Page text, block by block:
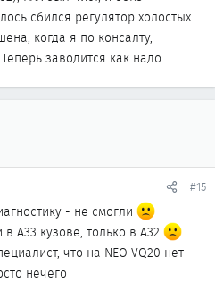
сбился регулятор холостых
когда я по консалту,
заводится как надо.
#15
- не смогли
A33 кузове, только в A32
что на NEO VQ20 нет
нечего